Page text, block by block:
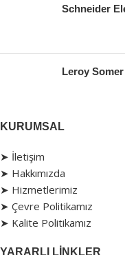
Schneider
Leroy
KURUMSAL
➤ İletişim
➤ Hakkımızda
➤ Hizmetlerimiz
➤ Çevre Politikamız
➤ Kalite Politikamız
YARARLI LINKLER